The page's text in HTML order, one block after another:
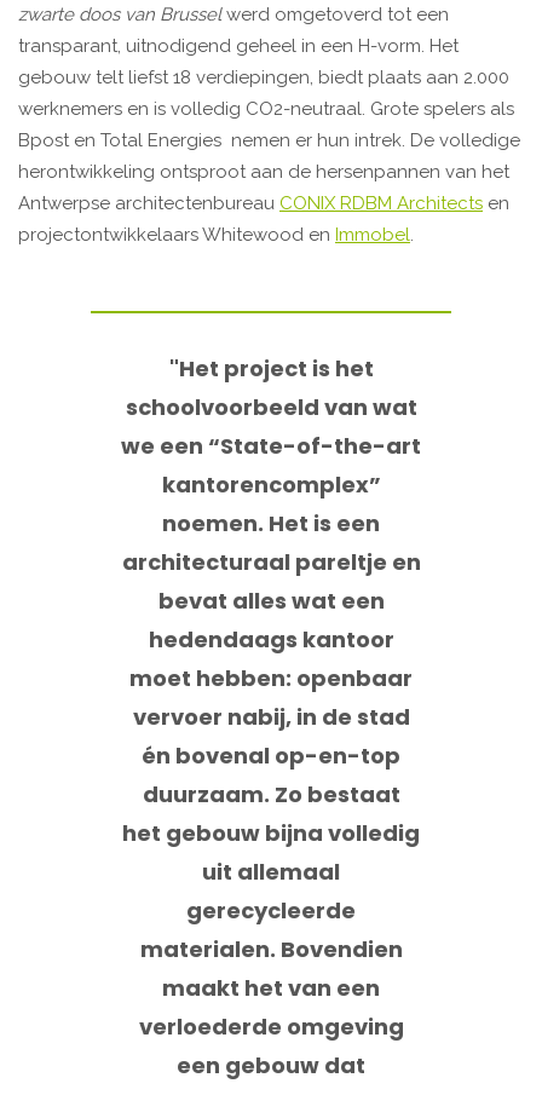
zwarte doos van Brusselwerd omgetoverd tot een
transparant, uitnodigend geheel in een H-vorm. Het
gebouw telt liefst 18 verdiepingen, biedt plaats aan 2.000
werknemers en is volledig CO2-neutraal. Grote spelers als
Bpost en Total Energies nemen er hun intrek. De volledige
herontwikkeling ontsproot aan de hersenpannen van het
Antwerpse architectenbureau CONIX RDBM Architects en
projectontwikkelaars Whitewood en Immobel.
"Het project is het
schoolvoorbeeld van wat
we een “State-of-the-art
kantorencomplex”
noemen. Het is een
architecturaal pareltje en
bevat alles wat een
hedendaags kantoor
moet hebben: openbaar
vervoer nabij, in de stad
én bovenal op-en-top
duurzaam. Zo bestaat
het gebouw bijna volledig
uit allemaal
gerecycleerde
materialen. Bovendien
maakt het van een
verloederde omgeving
een gebouw dat